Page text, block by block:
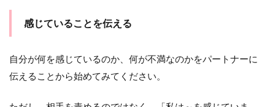
感じていることを伝える
自分が何を感じているのか、何が不満なのかをパートナーに
伝えることから始めてみてください。